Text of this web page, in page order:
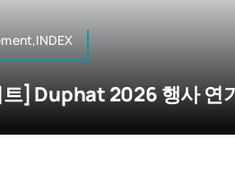
] Duphat 2026 행사 연